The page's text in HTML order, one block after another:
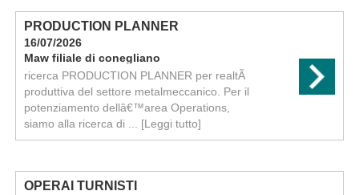
PRODUCTION PLANNER
16/07/2026
Maw filiale di conegliano
ricerca PRODUCTION PLANNER per realtÃ
produttiva del settore metalmeccanico. Per il
potenziamento dellâ€™area Operations,
siamo alla ricerca di ... [Leggi tutto]
OPERAI TURNISTI